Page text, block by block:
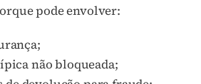
pode envolver:
não bloqueada;